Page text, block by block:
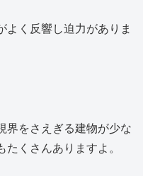
よく反響し迫力がありま
界をさえぎる建物が少な
たくさんありますよ。